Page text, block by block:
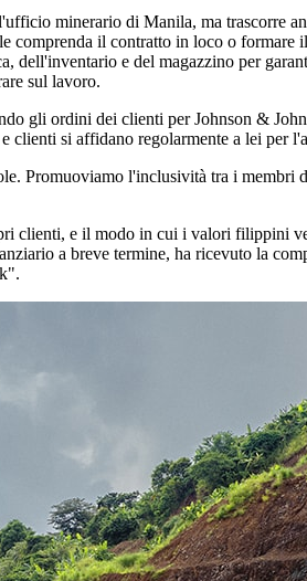
minerario di Manila, ma trascorre
il contratto in loco o
dell'inventario e del magazzino per
sul lavoro.
gli ordini dei clienti per Johnson &
si affidano regolarmente a lei per
Promuoviamo l'inclusività tra i membri
clienti, e il modo in cui i valori filippini
a breve termine, ha ricevuto la